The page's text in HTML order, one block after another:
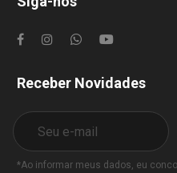
Receber Novidades
*Ao informar meus dados, eu